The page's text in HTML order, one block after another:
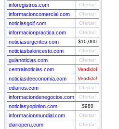
inforegistros.com Ofertar!
informacioncomercial.com Ofertar!
noticiasgolf.com Ofertar!
informacionpractica.com Ofertar!
noticiasurgentes.com $10,000
noticiasbaloncesto.com Ofertar!
guianoticias.com Ofertar!
centralnoticias.com Vendido!
noticiasdeeconomia.com Vendido!
ediarios.com Ofertar!
informaciondenegocios.com Ofertar!
noticiasyopinion.com $980
informacionmundial.com Ofertar!
diarioperu.com Ofertar!